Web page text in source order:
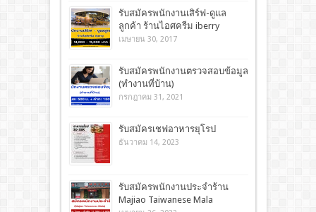
รับสมัครพนักงานเสิร์ฟ-ดูแล
ลูกค้า ร้านไอศครีม iberry
เมษายน 30, 2017
รับสมัครพนักงานตรวจสอบข้อมูล
(ทำงานที่บ้าน)
กรกฎาคม 31, 2021
รับสมัครเชฟอาหารยุโรป
ธันวาคม 14, 2023
รับสมัครพนักงานประจำร้าน
Majiao Taiwanese Mala